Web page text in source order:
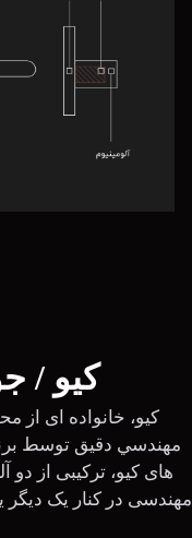
کیو /
كيو، خانواده اى از
مهندسي دقيق توسط
های كيو، ترکيبى از دو
مهندسى در كنار يک ديگر